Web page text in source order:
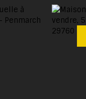
Estimation